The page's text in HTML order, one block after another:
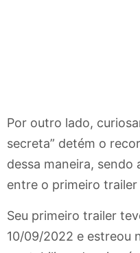
Por outro lado,
secreta” detém o
dessa maneira, sendo
entre o primeiro
Seu primeiro trailer
10/09/2022 e estreou